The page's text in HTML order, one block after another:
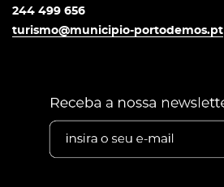
244 499 656
turismo@municipio-portodemos.pt